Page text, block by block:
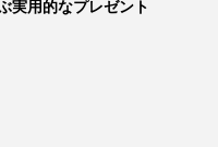
実用的なプレゼント